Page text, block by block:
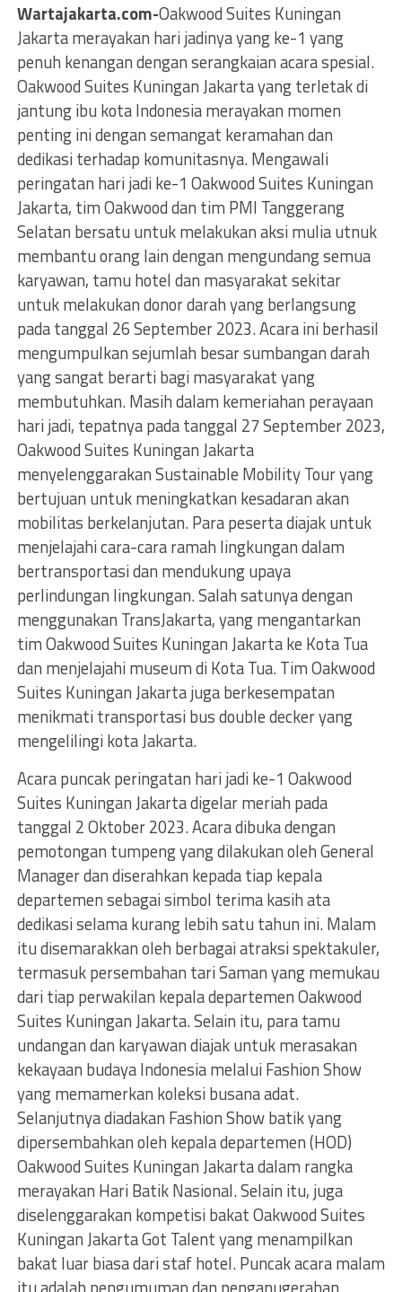
Wartajakarta.com-Oakwood Suites Kuningan
Jakarta merayakan hari jadinya yang ke-1 yang
penuh kenangan dengan serangkaian acara spesial.
Oakwood Suites Kuningan Jakarta yang terletak di
jantung ibu kota Indonesia merayakan momen
penting ini dengan semangat keramahan dan
dedikasi terhadap komunitasnya. Mengawali
peringatan hari jadi ke-1 Oakwood Suites Kuningan
Jakarta, tim Oakwood dan tim PMI Tanggerang
Selatan bersatu untuk melakukan aksi mulia utnuk
membantu orang lain dengan mengundang semua
karyawan, tamu hotel dan masyarakat sekitar
untuk melakukan donor darah yang berlangsung
pada tanggal 26 September 2023. Acara ini berhasil
mengumpulkan sejumlah besar sumbangan darah
yang sangat berarti bagi masyarakat yang
membutuhkan. Masih dalam kemeriahan perayaan
hari jadi, tepatnya pada tanggal 27 September 2023,
Oakwood Suites Kuningan Jakarta
menyelenggarakan Sustainable Mobility Tour yang
bertujuan untuk meningkatkan kesadaran akan
mobilitas berkelanjutan. Para peserta diajak untuk
menjelajahi cara-cara ramah lingkungan dalam
bertransportasi dan mendukung upaya
perlindungan lingkungan. Salah satunya dengan
menggunakan TransJakarta, yang mengantarkan
tim Oakwood Suites Kuningan Jakarta ke Kota Tua
dan menjelajahi museum di Kota Tua. Tim Oakwood
Suites Kuningan Jakarta juga berkesempatan
menikmati transportasi bus double decker yang
mengelilingi kota Jakarta.
Acara puncak peringatan hari jadi ke-1 Oakwood
Suites Kuningan Jakarta digelar meriah pada
tanggal 2 Oktober 2023. Acara dibuka dengan
pemotongan tumpeng yang dilakukan oleh General
Manager dan diserahkan kepada tiap kepala
departemen sebagai simbol terima kasih ata
dedikasi selama kurang lebih satu tahun ini. Malam
itu disemarakkan oleh berbagai atraksi spektakuler,
termasuk persembahan tari Saman yang memukau
dari tiap perwakilan kepala departemen Oakwood
Suites Kuningan Jakarta. Selain itu, para tamu
undangan dan karyawan diajak untuk merasakan
kekayaan budaya Indonesia melalui Fashion Show
yang memamerkan koleksi busana adat.
Selanjutnya diadakan Fashion Show batik yang
dipersembahkan oleh kepala departemen (HOD)
Oakwood Suites Kuningan Jakarta dalam rangka
merayakan Hari Batik Nasional. Selain itu, juga
diselenggarakan kompetisi bakat Oakwood Suites
Kuningan Jakarta Got Talent yang menampilkan
bakat luar biasa dari staf hotel. Puncak acara malam